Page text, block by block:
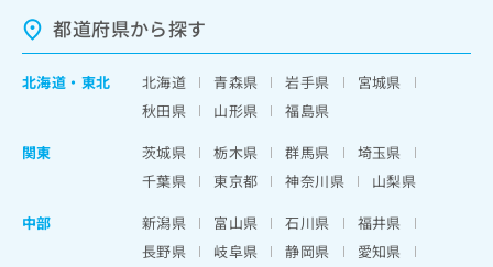
都道府県から探す
北海道 ・ 東北 北海道 青森県 岩手県
宮城県
秋田県
山形県
福島県
関東
茨城県 栃木県 群馬県
埼玉県
千葉県
東京都 神奈川県
山梨県
中部
新潟県 富山県 石川県
福井県
長野県
岐阜県 静岡県
愛知県